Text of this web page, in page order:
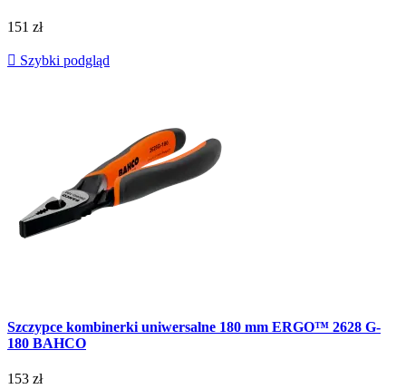
151 zł
 Szybki podgląd
Szczypce kombinerki uniwersalne 180 mm ERGO™ 2628 G-
180 BAHCO
153 zł